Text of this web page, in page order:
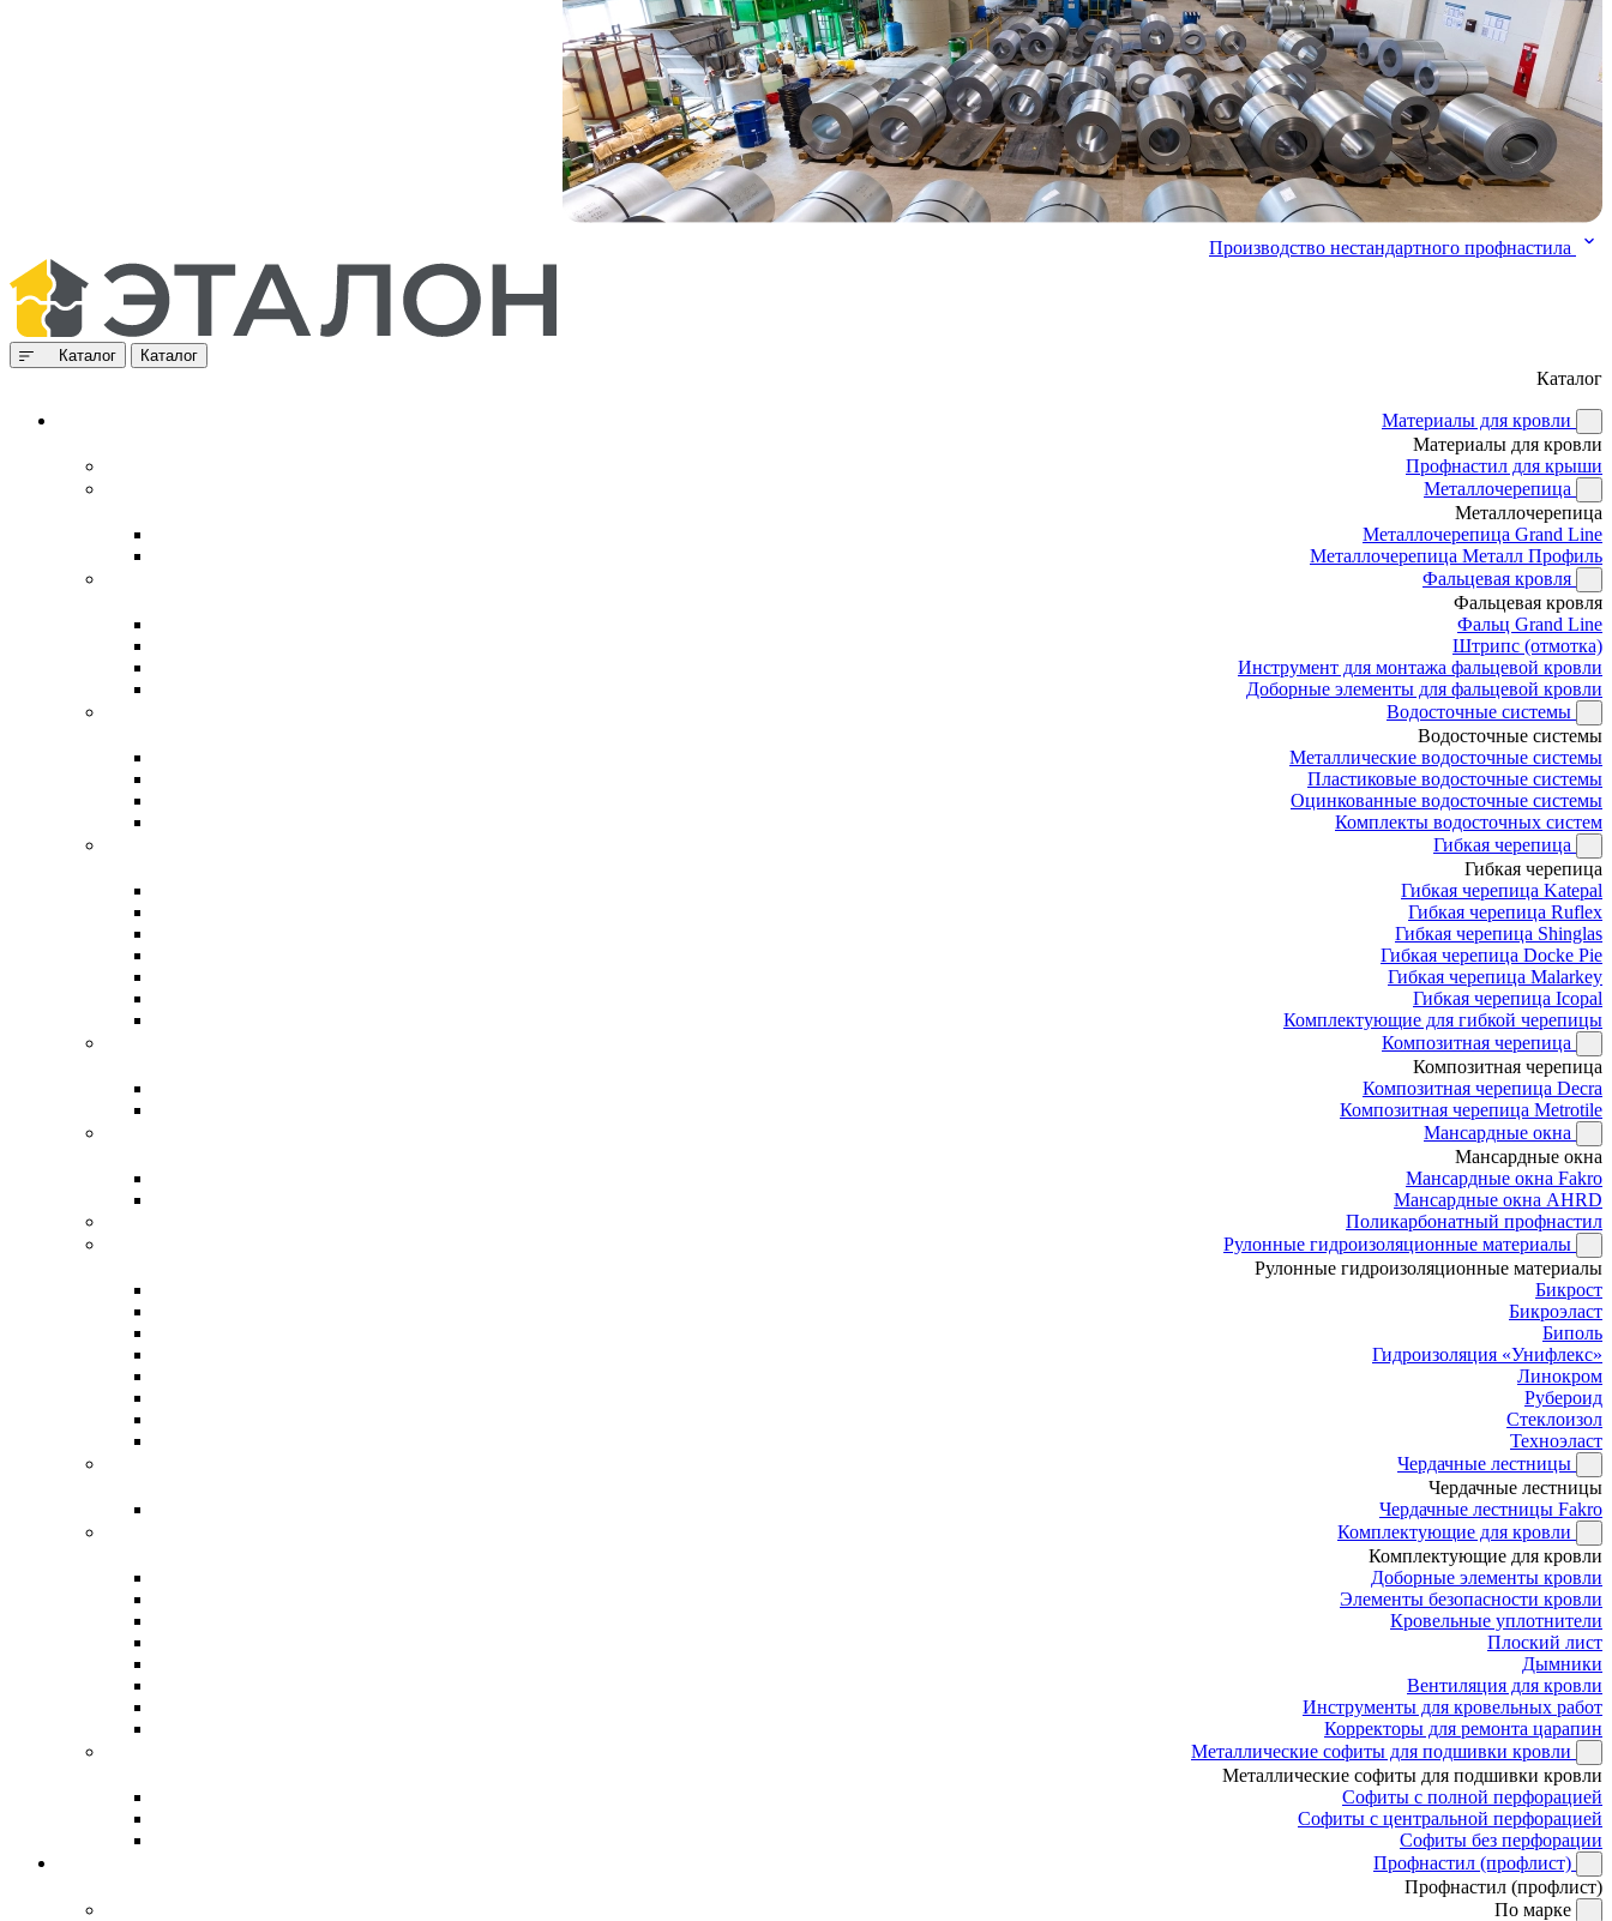
Производство нестандартного профнастила
Каталог Каталог
Каталог
Материалы для кровли
Материалы для кровли
Профнастил для крыши
Металлочерепица
Металлочерепица
Металлочерепица Grand Line
Металлочерепица Металл Профиль
Фальцевая кровля
Фальцевая кровля
Фальц Grand Line
Штрипс (отмотка)
Инструмент для монтажа фальцевой кровли
Доборные элементы для фальцевой кровли
Водосточные системы
Водосточные системы
Металлические водосточные системы
Пластиковые водосточные системы
Оцинкованные водосточные системы
Комплекты водосточных систем
Гибкая черепица
Гибкая черепица
Гибкая черепица Katepal
Гибкая черепица Ruflex
Гибкая черепица Shinglas
Гибкая черепица Docke Pie
Гибкая черепица Malarkey
Гибкая черепица Icopal
Комплектующие для гибкой черепицы
Композитная черепица
Композитная черепица
Композитная черепица Decra
Композитная черепица Metrotile
Мансардные окна
Мансардные окна
Мансардные окна Fakro
Мансардные окна AHRD
Поликарбонатный профнастил
Рулонные гидроизоляционные материалы
Рулонные гидроизоляционные материалы
Бикрост
Бикроэласт
Биполь
Гидроизоляция «Унифлекс»
Линокром
Рубероид
Стеклоизол
Техноэласт
Чердачные лестницы
Чердачные лестницы
Чердачные лестницы Fakro
Комплектующие для кровли
Комплектующие для кровли
Доборные элементы кровли
Элементы безопасности кровли
Кровельные уплотнители
Плоский лист
Дымники
Вентиляция для кровли
Инструменты для кровельных работ
Корректоры для ремонта царапин
Металлические софиты для подшивки кровли
Металлические софиты для подшивки кровли
Софиты с полной перфорацией
Софиты с центральной перфорацией
Софиты без перфорации
Профнастил (профлист)
Профнастил (профлист)
По марке